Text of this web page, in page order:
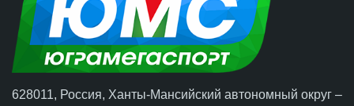
628011, Россия, Ханты-Мансийский автономный округ –